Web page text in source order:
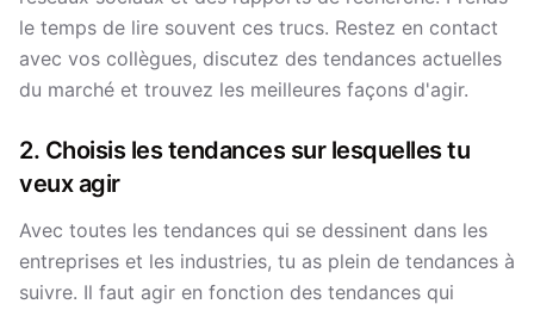
le temps de lire souvent ces trucs. Restez en contact
avec vos collègues, discutez des tendances actuelles
du marché et trouvez les meilleures façons d'agir.
2. Choisis les tendances sur lesquelles tu
veux agir
Avec toutes les tendances qui se dessinent dans les
entreprises et les industries, tu as plein de tendances à
suivre. Il faut agir en fonction des tendances qui